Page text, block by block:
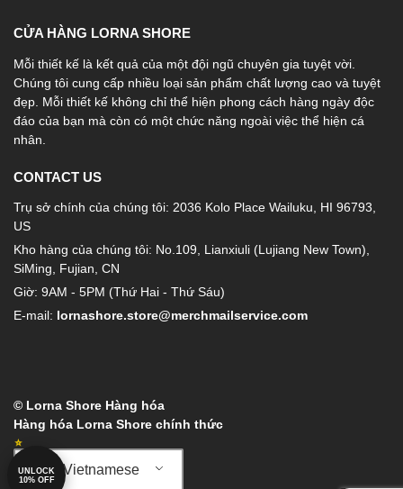
CỬA HÀNG LORNA SHORE
Mỗi thiết kế là kết quả của một đội ngũ chuyên gia tuyệt vời.
Chúng tôi cung cấp nhiều loại sản phẩm chất lượng cao và tuyệt
đẹp. Mỗi thiết kế không chỉ thể hiện phong cách hàng ngày độc
đáo của bạn mà còn có một chức năng ngoài việc thể hiện cá
nhân.
CONTACT US
Trụ sở chính của chúng tôi: 2036 Kolo Place Wailuku, HI 96793,
US
Kho hàng của chúng tôi: No.109, Lianxiuli (Lujiang New Town),
SiMing, Fujian, CN
Giờ: 9AM - 5PM (Thứ Hai - Thứ Sáu)
E-mail: lornashore.store@merchmailservice.com
© Lorna Shore Hàng hóa
Hàng hóa Lorna Shore chính thức
Vietnamese
UNLOCK
10% OFF